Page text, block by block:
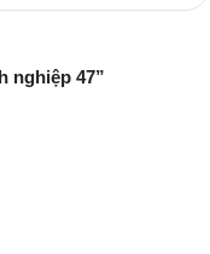
nghiệp 47”